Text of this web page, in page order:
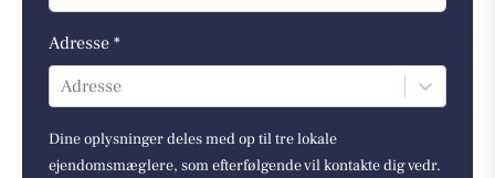
Adresse *
Adresse
Dine oplysninger deles med op til tre lokale
ejendomsmæglere, som efterfølgende vil kontakte dig vedr.